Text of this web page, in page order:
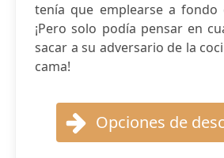
tenía que emplearse a fondo
¡Pero solo podía pensar en
sacar a su adversario de la
cama!
Opciones de